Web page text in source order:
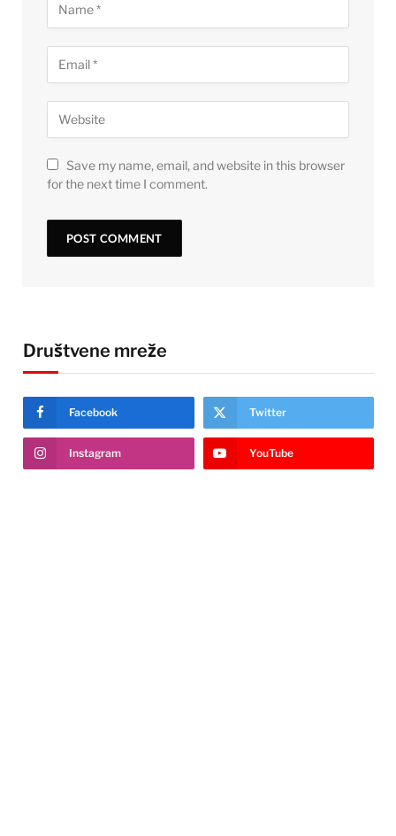
Save my name, email, and website in this browser
for the next time I comment.
Društvene mreže
Facebook Twitter
Instagram YouTube